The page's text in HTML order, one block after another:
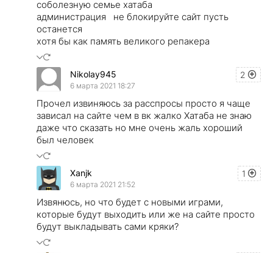
соболезную семье хатаба
администрация не блокируйте сайт пусть
останется
хотя бы как память великого репакера
2
Nikolay945
6 марта 2021 18:27
Прочел извиняюсь за расспросы просто я чаще
зависал на сайте чем в вк жалко Хатаба не знаю
даже что сказать но мне очень жаль хороший
был человек
1
Xanjk
6 марта 2021 21:52
Извянюсь, но что будет с новыми играми,
которые будут выходить или же на сайте просто
будут выкладывать сами кряки?